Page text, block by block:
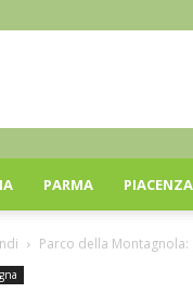
PARMA PIACENZA
Parco della